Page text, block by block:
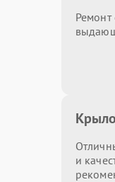
Ремонт
и